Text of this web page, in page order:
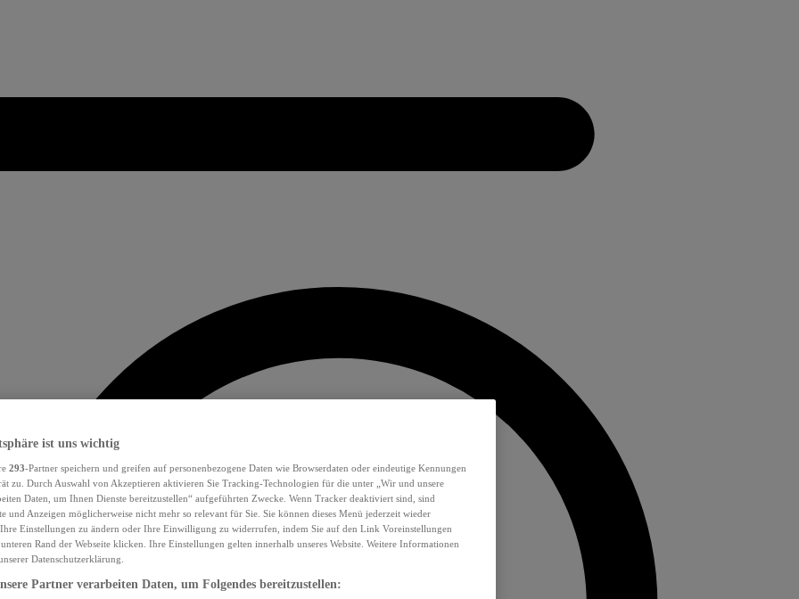
ist uns wichtig
293-Partner speichern und greifen auf personenbezogene Daten wie Browserdaten oder eindeutige Kennungen
zu. Durch Auswahl von Akzeptieren aktivieren Sie Tracking-Technologien für die unter „Wir und unsere
Daten, um Ihnen Dienste bereitzustellen“ aufgeführten Zwecke. Wenn Tracker deaktiviert sind, sind
und Anzeigen möglicherweise nicht mehr so relevant für Sie. Sie können dieses Menü jederzeit wieder
Einstellungen zu ändern oder Ihre Einwilligung zu widerrufen, indem Sie auf den Link Voreinstellungen
Rand der Webseite klicken. Ihre Einstellungen gelten innerhalb unseres Website. Weitere Informationen
Datenschutzerklärung.
Partner verarbeiten Daten, um Folgendes bereitzustellen: